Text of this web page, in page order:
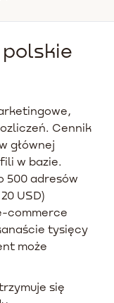
Cennik
głównej
w bazie.
500 adresów
USD)
commerce
tysięcy
może
się